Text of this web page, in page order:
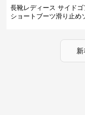
長靴レディース サイドゴ
ショートブーツ滑り止め